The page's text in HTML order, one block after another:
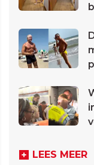
LEES MEER